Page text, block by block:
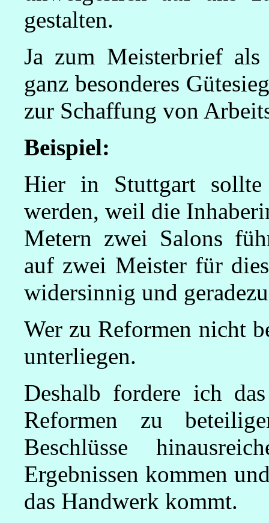
gestalten.
Ja zum Meisterbrief
ganz besonderes
zur Schaffung von
Beispiel:
Hier in Stuttgart sollte
werden, weil die
Metern zwei Salons
auf zwei Meister für
widersinnig und
Wer zu Reformen nicht
unterliegen.
Deshalb fordere ich
Reformen zu
Beschlüsse
Ergebnissen kommen
das Handwerk kommt.